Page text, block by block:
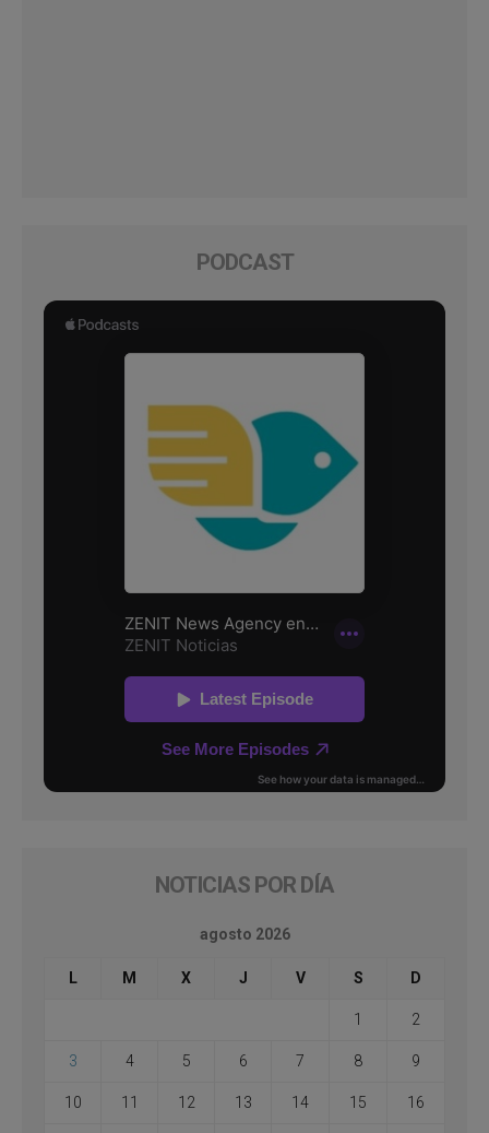
PODCAST
NOTICIAS POR DÍA
agosto 2026
L M X J V S D
1 2
3 4 5 6 7 8 9
10 11 12 13 14 15 16